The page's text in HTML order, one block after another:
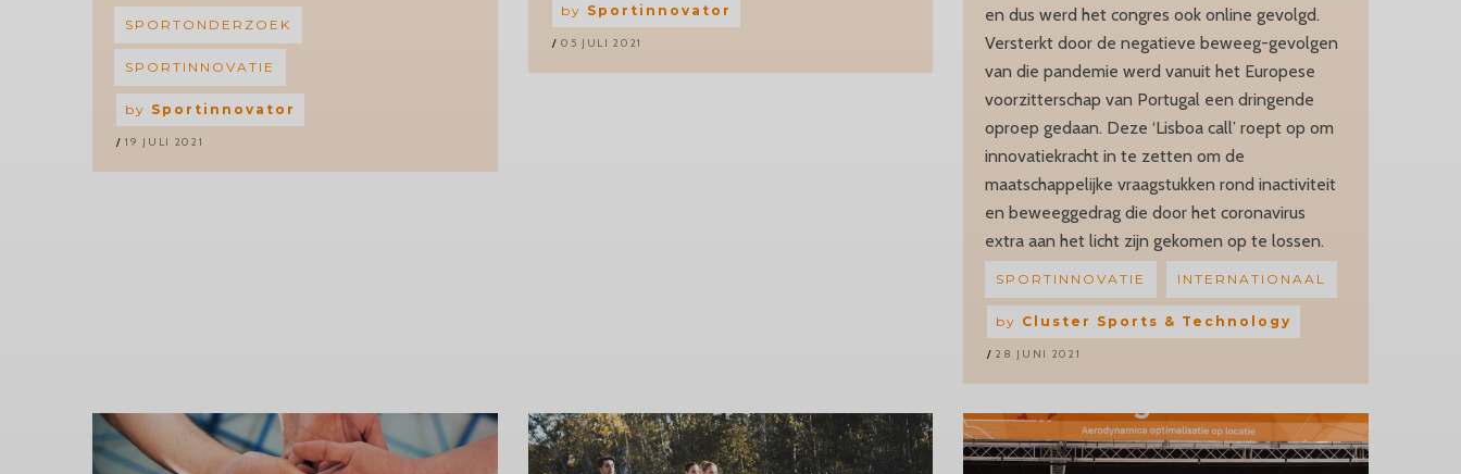
SPORTONDERZOEK
SPORTINNOVATIE
by Sportinnovator
19 JULI 2021
by Sportinnovator
05 JULI 2021
en dus werd het congres ook online gevolgd.
Versterkt door de negatieve beweeg-gevolgen
van die pandemie werd vanuit het Europese
voorzitterschap van Portugal een dringende
oproep gedaan. Deze ‘Lisboa call’ roept op om
innovatiekracht in te zetten om de
maatschappelijke vraagstukken rond inactiviteit
en beweeggedrag die door het coronavirus
extra aan het licht zijn gekomen op te lossen.
SPORTINNOVATIE INTERNATIONAAL
by Cluster Sports & Technology
28 JUNI 2021